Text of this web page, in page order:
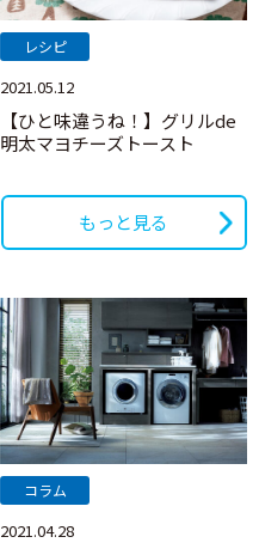
レシピ
2021.05.12
【ひと味違うね！】グリルde
明太マヨチーズトースト
もっと見る
コラム
2021.04.28